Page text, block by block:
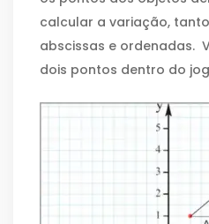
calcular a variação,
abscissas e ordenadas.
dois pontos dentro do